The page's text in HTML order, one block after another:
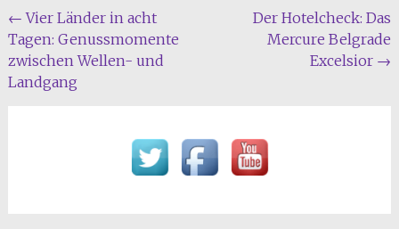
Beitragsnavigation
← Vier Länder in acht
Tagen: Genussmomente
zwischen Wellen- und
Landgang
Der Hotelcheck: Das
Mercure Belgrade
Excelsior →